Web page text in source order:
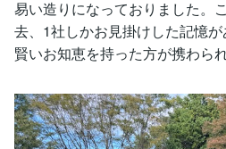
易い造りになっておりました。
去、1社しかお見掛けした記憶が
賢いお知恵を持った方が携わら